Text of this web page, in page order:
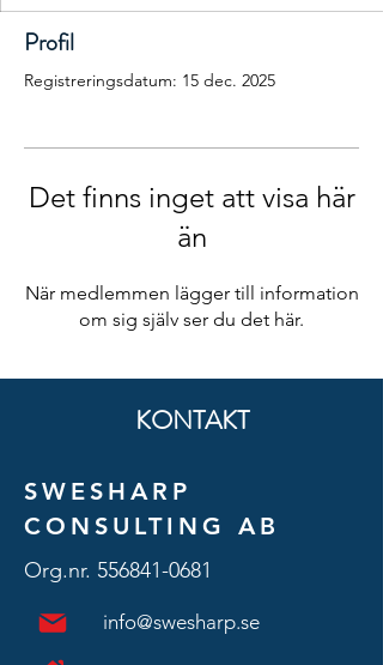
Profil
Registreringsdatum: 15 dec. 2025
Det finns inget att visa här
än
När medlemmen lägger till information
om sig själv ser du det här.
KONTAKT
SWESHARP
CONSULTING AB
Org.nr. 556841-0681
info@swesharp.se